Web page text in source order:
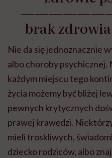
brak
Nie da się jednoznacznie
albo choroby psychicznej.
każdym miejscu tego
życia możemy być bliżej
pewnych krytycznych
prawej krawędzi.
mieli troskliwych,
dziecko rodziców, albo